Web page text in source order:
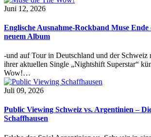
Juni 12, 2026
Englische Ausnahme-Rockband Muse Ende
neuem Album
-und auf Tour in Deutschland und der Schweiz
ihrer aktuellen Single „Nightshift Superstar“
Wow!…
Juli 09, 2026
Public Viewing Schweiz vs. Argentinien –
Schaffhausen